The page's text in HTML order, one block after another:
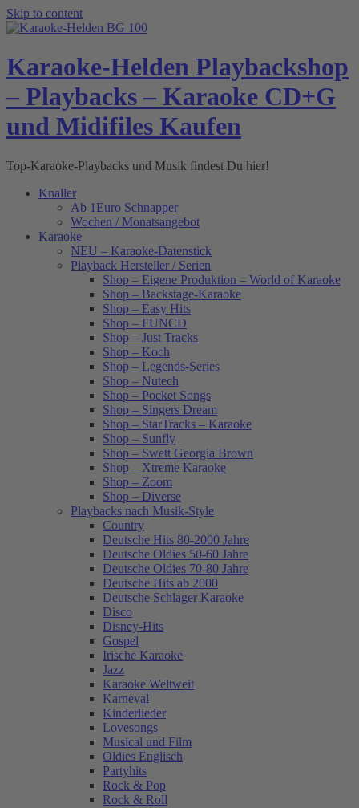
Skip to content
Karaoke-Helden Playbackshop
– Playbacks – Karaoke CD+G
und Midifiles Kaufen
Top-Karaoke-Playbacks und Musik findest Du hier!
Knaller
Ab 1Euro Schnapper
Wochen / Monatsangebot
Karaoke
NEU – Karaoke-Datenstick
Playback Hersteller / Serien
Shop – Eigene Produktion – World of Karaoke
Shop – Backstage-Karaoke
Shop – Easy Hits
Shop – FUNCD
Shop – Just Tracks
Shop – Koch
Shop – Legends-Series
Shop – Nutech
Shop – Pocket Songs
Shop – Singers Dream
Shop – StarTracks – Karaoke
Shop – Sunfly
Shop – Swett Georgia Brown
Shop – Xtreme Karaoke
Shop – Zoom
Shop – Diverse
Playbacks nach Musik-Style
Country
Deutsche Hits 80-2000 Jahre
Deutsche Oldies 50-60 Jahre
Deutsche Oldies 70-80 Jahre
Deutsche Hits ab 2000
Deutsche Schlager Karaoke
Disco
Disney-Hits
Gospel
Irische Karaoke
Jazz
Karaoke Weltweit
Karneval
Kinderlieder
Lovesongs
Musical und Film
Oldies Englisch
Partyhits
Rock & Pop
Rock & Roll